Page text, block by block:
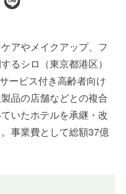
アやメイクアップ、フ
るシロ（東京都港区）
ービス付き高齢者向け
品の店舗などとの複合
いたホテルを承継・改
事業費として総額37億